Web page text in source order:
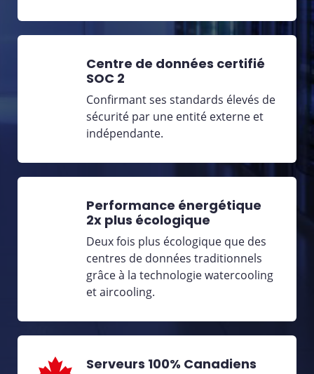
Centre de données certifié
SOC 2
Confirmant ses standards élevés de
sécurité par une entité externe et
indépendante.
Performance énergétique
2x plus écologique
Deux fois plus écologique que des
centres de données traditionnels
grâce à la technologie watercooling
et aircooling.
Serveurs 100% Canadiens